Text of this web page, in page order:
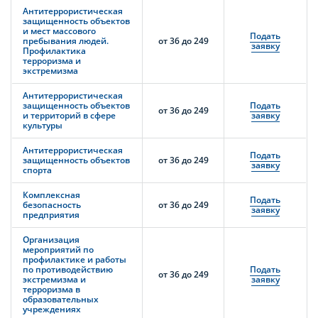
Антитеррористическая
защищенность объектов
и мест массового
пребывания людей.
Профилактика
терроризма и
экстремизма
от 36 до 249
Подать
заявку
Антитеррористическая
защищенность объектов
и территорий в сфере
культуры
от 36 до 249
Подать
заявку
Антитеррористическая
защищенность объектов
спорта
от 36 до 249
Подать
заявку
Комплексная
безопасность
предприятия
от 36 до 249
Подать
заявку
Организация
мероприятий по
профилактике и работы
по противодействию
экстремизма и
терроризма в
образовательных
учреждениях
от 36 до 249
Подать
заявку